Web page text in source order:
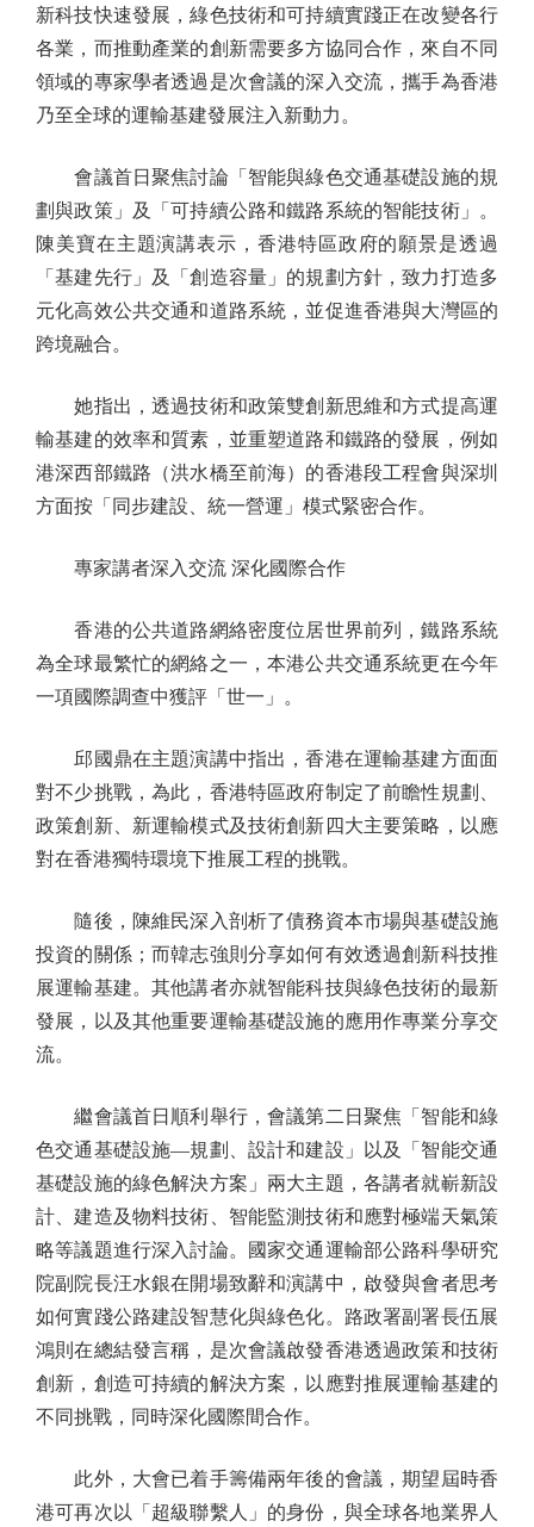
新科技快速發展，綠色技術和可持續實踐正在改變各行
各業，而推動產業的創新需要多方協同合作，來自不同
領域的專家學者透過是次會議的深入交流，攜手為香港
乃至全球的運輸基建發展注入新動力。
會議首日聚焦討論「智能與綠色交通基礎設施的規
劃與政策」及「可持續公路和鐵路系統的智能技術」。
陳美寶在主題演講表示，香港特區政府的願景是透過
「基建先行」及「創造容量」的規劃方針，致力打造多
元化高效公共交通和道路系統，並促進香港與大灣區的
跨境融合。
她指出，透過技術和政策雙創新思維和方式提高運
輸基建的效率和質素，並重塑道路和鐵路的發展，例如
港深西部鐵路（洪水橋至前海）的香港段工程會與深圳
方面按「同步建設、統一營運」模式緊密合作。
專家講者深入交流 深化國際合作
香港的公共道路網絡密度位居世界前列，鐵路系統
為全球最繁忙的網絡之一，本港公共交通系統更在今年
一項國際調查中獲評「世一」。
邱國鼎在主題演講中指出，香港在運輸基建方面面
對不少挑戰，為此，香港特區政府制定了前瞻性規劃、
政策創新、新運輸模式及技術創新四大主要策略，以應
對在香港獨特環境下推展工程的挑戰。
隨後，陳維民深入剖析了債務資本市場與基礎設施
投資的關係；而韓志強則分享如何有效透過創新科技推
展運輸基建。其他講者亦就智能科技與綠色技術的最新
發展，以及其他重要運輸基礎設施的應用作專業分享交
流。
繼會議首日順利舉行，會議第二日聚焦「智能和綠
色交通基礎設施—規劃、設計和建設」以及「智能交通
基礎設施的綠色解決方案」兩大主題，各講者就嶄新設
計、建造及物料技術、智能監測技術和應對極端天氣策
略等議題進行深入討論。國家交通運輸部公路科學研究
院副院長汪水銀在開場致辭和演講中，啟發與會者思考
如何實踐公路建設智慧化與綠色化。路政署副署長伍展
鴻則在總結發言稱，是次會議啟發香港透過政策和技術
創新，創造可持續的解決方案，以應對推展運輸基建的
不同挑戰，同時深化國際間合作。
此外，大會已着手籌備兩年後的會議，期望屆時香
港可再次以「超級聯繫人」的身份，與全球各地業界人